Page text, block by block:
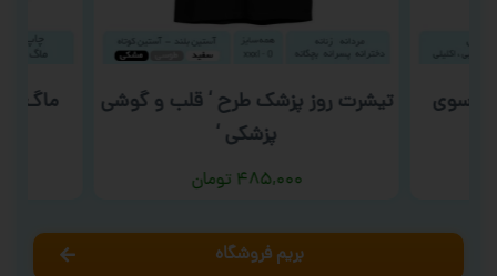
به سوی
تیشرت روز پزشک طرح ‘ قلب و گوشی
پزشکی ‘
۴۸۵,۰۰۰ تومان
ماگ
بریم فروشگاه